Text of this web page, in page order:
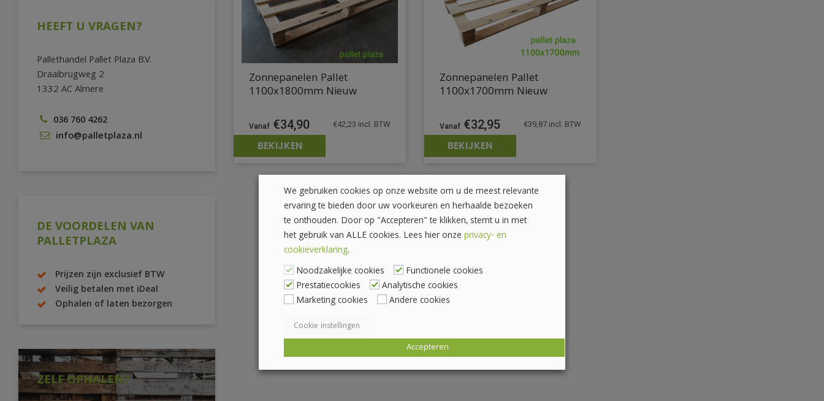
HEEFT U VRAGEN?
Pallethandel Pallet Plaza B.V.
Draaibrugweg 2
1332 AC Almere
036 760 4262
info@palletplaza.nl
DE VOORDELEN VAN
PALLETPLAZA
Prijzen zijn exclusief BTW
Veilig betalen met iDeal
Ophalen of laten bezorgen
ZELF OPHALEN?
Zonnepanelen Pallet
1100x1800mm Nieuw
€34,90 €42,23 incl. BTW
BEKIJKEN
Zonnepanelen Pallet
1100x1700mm Nieuw
€32,95 €39,87incl. BTW
BEKIJKEN
We gebruiken cookies op onze website om u de meest relevante
ervaring te bieden door uw voorkeuren en herhaalde bezoeken
te onthouden. Door op "Accepteren" te klikken, stemt u in met
het gebruik van ALLE cookies. Lees hier onze privacy- en
cookieverklaring.
Noodzakelijke cookies
Functionele cookies
Prestatiecookies
Analytische cookies
Marketing cookies
Andere cookies
Cookie instellingen
Accepteren